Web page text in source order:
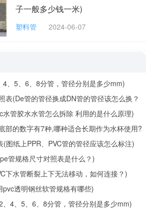
子一般多少钱一米)
塑料管 2024-06-07
、5、6、8分管，管径分别是多少mm)
表(De管的管径换成DN管的管径该怎么换？
管胶水水管怎么拆除 利用的是什么原理)
部的数字有7种,哪种适合长期作为水杯使用?
图纸上PPR、PVC管的管径应该怎么标注)
管规格尺寸对照表是什么？)
下水管断裂上下无法移动，如何连接？)
透明钢丝软管规格有哪些)
4、5、6、8分管，管径分别是多少mm)